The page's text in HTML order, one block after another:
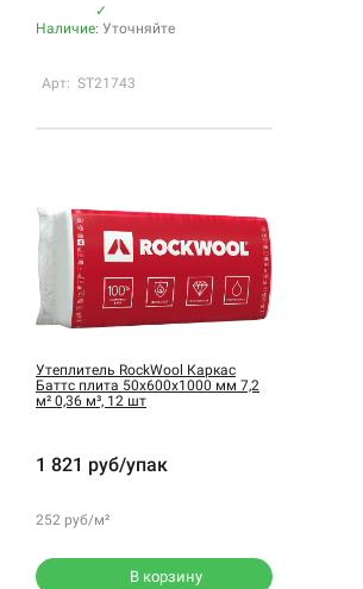
✓
Наличие: Уточняйте
Арт: ST21743
Утеплитель RockWool Каркас
Баттс плита 50х600х1000 мм 7,2
м² 0,36 м³, 12 шт
1 821 руб/упак
252 руб/м²
В корзину